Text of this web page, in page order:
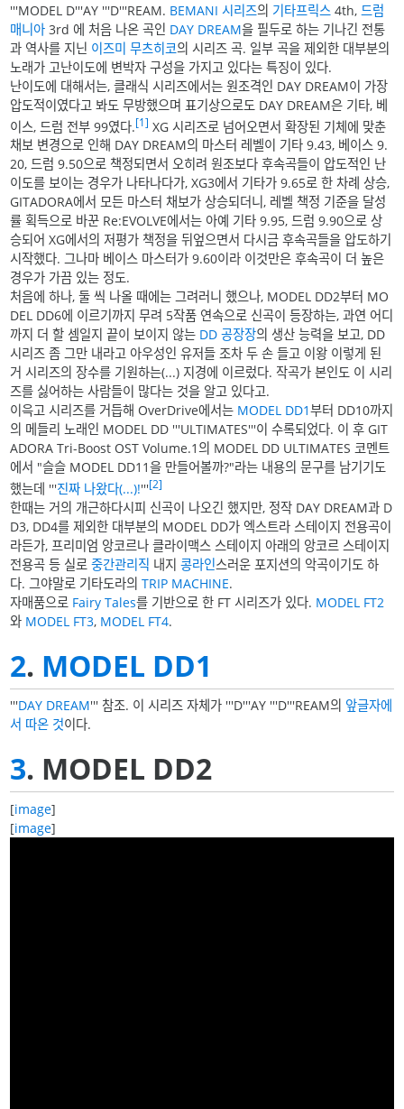
'''MODEL D'''AY '''D'''REAM. BEMANI 시리즈의 기타프릭스 4th, 드럼
매니아 3rd 에 처음 나온 곡인 DAY DREAM을 필두로 하는 기나긴 전통
과 역사를 지닌 이즈미 무츠히코의 시리즈 곡. 일부 곡을 제외한 대부분의
노래가 고난이도에 변박자 구성을 가지고 있다는 특징이 있다.
난이도에 대해서는, 클래식 시리즈에서는 원조격인 DAY DREAM이 가장
압도적이였다고 봐도 무방했으며 표기상으로도 DAY DREAM은 기타, 베
이스, 드럼 전부 99였다.[1] XG 시리즈로 넘어오면서 확장된 기체에 맞춘
채보 변경으로 인해 DAY DREAM의 마스터 레벨이 기타 9.43, 베이스 9.
20, 드럼 9.50으로 책정되면서 오히려 원조보다 후속곡들이 압도적인 난
이도를 보이는 경우가 나타나다가, XG3에서 기타가 9.65로 한 차례 상승,
GITADORA에서 모든 마스터 채보가 상승되더니, 레벨 책정 기준을 달성
률 획득으로 바꾼 Re:EVOLVE에서는 아예 기타 9.95, 드럼 9.90으로 상
승되어 XG에서의 저평가 책정을 뒤엎으면서 다시금 후속곡들을 압도하기
시작했다. 그나마 베이스 마스터가 9.60이라 이것만은 후속곡이 더 높은
경우가 가끔 있는 정도.
처음에 하나, 둘 씩 나올 때에는 그려러니 했으나, MODEL DD2부터 MO
DEL DD6에 이르기까지 무려 5작품 연속으로 신곡이 등장하는, 과연 어디
까지 더 할 셈일지 끝이 보이지 않는 DD 공장장의 생산 능력을 보고, DD
시리즈 좀 그만 내라고 아우성인 유저들 조차 두 손 들고 이왕 이렇게 된
거 시리즈의 장수를 기원하는(...) 지경에 이르렀다. 작곡가 본인도 이 시리
즈를 싫어하는 사람들이 많다는 것을 알고 있다고.
이윽고 시리즈를 거듭해 OverDrive에서는 MODEL DD1부터 DD10까지
의 메들리 노래인 MODEL DD '''ULTIMATES'''이 수록되었다. 이 후 GIT
ADORA Tri-Boost OST Volume.1의 MODEL DD ULTIMATES 코멘트
에서 "슬슬 MODEL DD11을 만들어볼까?"라는 내용의 문구를 남기기도
했는데 '''진짜 나왔다(...)!'''[2]
한때는 거의 개근하다시피 신곡이 나오긴 했지만, 정작 DAY DREAM과 D
D3, DD4를 제외한 대부분의 MODEL DD가 엑스트라 스테이지 전용곡이
라든가, 프리미엄 앙코르나 클라이맥스 스테이지 아래의 앙코르 스테이지
전용곡 등 실로중간관리직 내지콩라인스러운 포지션의 악곡이기도 하
다. 그야말로 기타도라의TRIP MACHINE.
자매품으로 Fairy Tales를 기반으로 한 FT 시리즈가 있다. MODEL FT2
와 MODEL FT3, MODEL FT4.
2. MODEL DD1
'''DAY DREAM''' 참조. 이 시리즈 자체가 '''D'''AY '''D'''REAM의 앞글자에
서 따온 것이다.
3. MODEL DD2
[image]
[image]